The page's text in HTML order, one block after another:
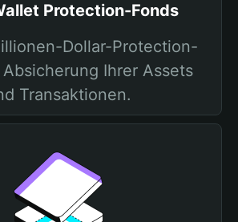
Protection-Fonds
Dollar-Protection-
Ihrer Assets
Transaktionen.